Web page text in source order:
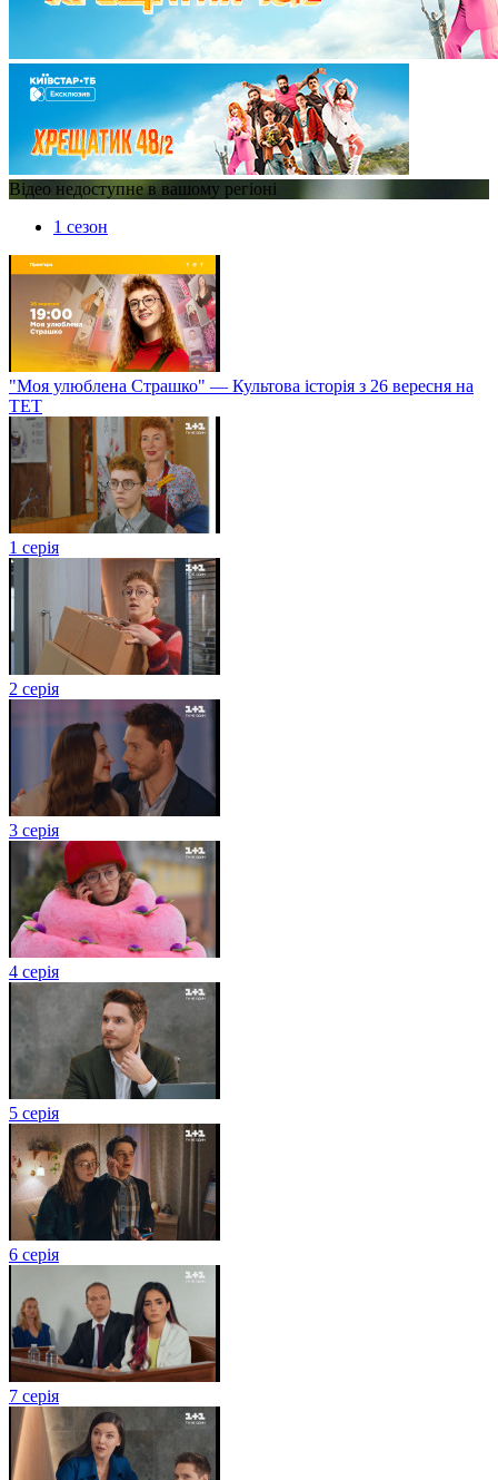
Відео недоступне в вашому регіоні
1 сезон
"Моя улюблена Страшко" — Культова історія з 26 вересня на
ТЕТ
1 серія
2 серія
3 серія
4 серія
5 серія
6 серія
7 серія